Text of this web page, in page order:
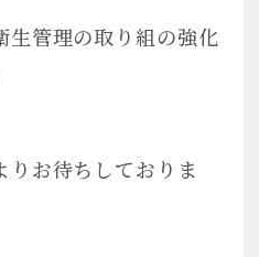
生管理の取り組の強化
お待ちしておりま